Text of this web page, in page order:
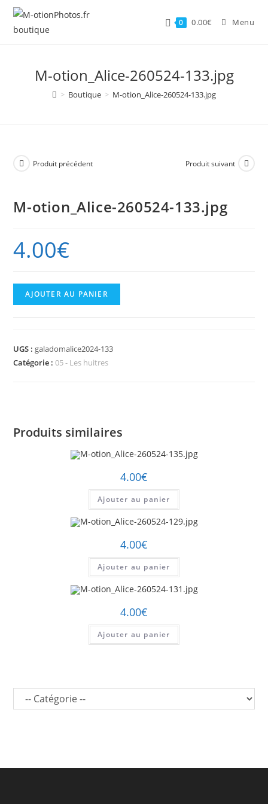
Skip
content
0 0.00€ Menu
M-otion_Alice-260524-133.jpg
> Boutique > M-otion_Alice-260524-133.jpg
Produit précédent Produit suivant
M-otion_Alice-260524-133.jpg
4.00€
quantité
de
260524-
133.jpg
AJOUTER AU PANIER
UGS : galadomalice2024-133
Catégorie :05 - Les huitres
Produits similaires
4.00€
Ajouter au panier
4.00€
Ajouter au panier
4.00€
Ajouter au panier